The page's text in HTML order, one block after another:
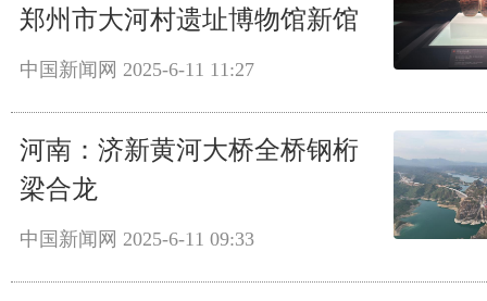
郑州市大河村遗址博物馆新馆
中国新闻网 2025-6-11 11:27
河南：济新黄河大桥全桥钢桁
梁合龙
中国新闻网 2025-6-11 09:33